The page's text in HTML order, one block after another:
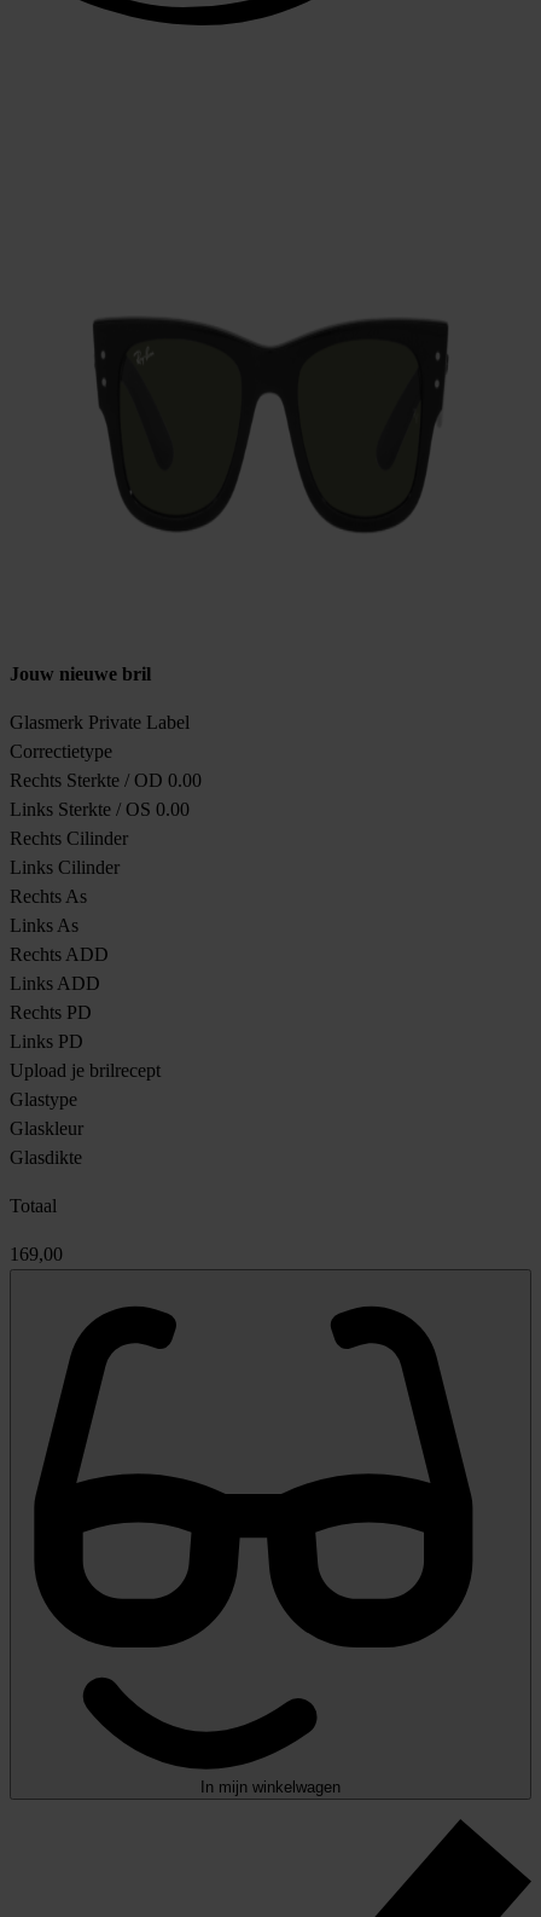
Jouw nieuwe bril
Glasmerk Private Label
Correctietype
Rechts Sterkte / OD 0.00
Links Sterkte / OS 0.00
Rechts Cilinder
Links Cilinder
Rechts As
Links As
Rechts ADD
Links ADD
Rechts PD
Links PD
Upload je brilrecept
Glastype
Glaskleur
Glasdikte
Totaal
169,00
In mijn winkelwagen